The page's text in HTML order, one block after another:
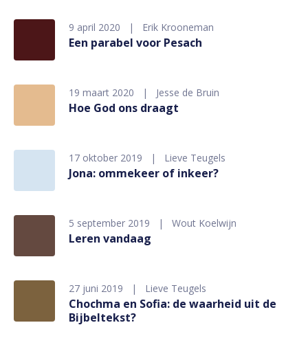
9 april 2020 Erik Krooneman
Een parabel voor Pesach
19 maart 2020 Jesse de Bruin
Hoe God ons draagt
17 oktober 2019 Lieve Teugels
Jona: ommekeer of inkeer?
5 september 2019 Wout Koelwijn
Leren vandaag
27 juni 2019 Lieve Teugels
Chochma en Sofia: de waarheid uit de
Bijbeltekst?